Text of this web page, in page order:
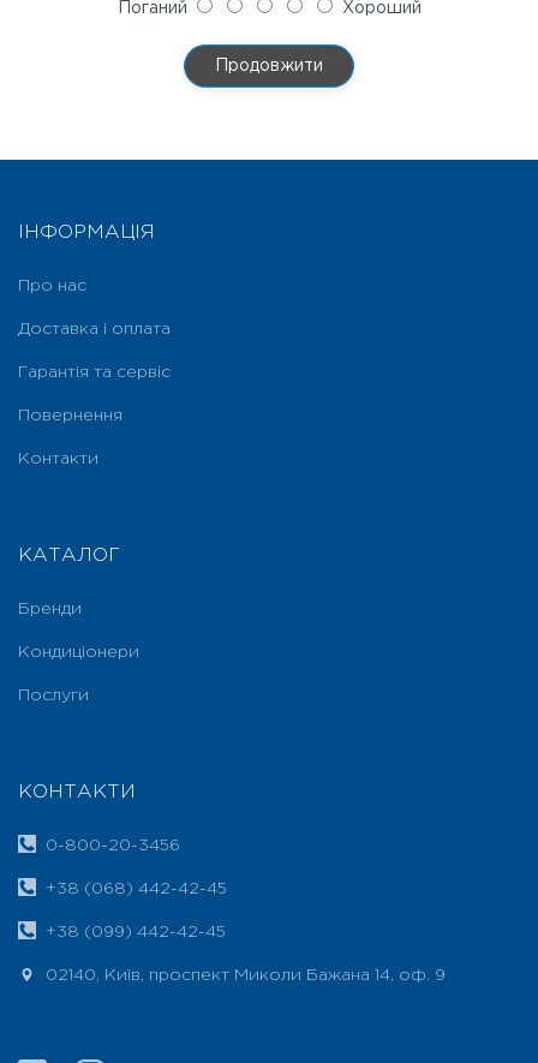
Поганий Хороший
Продовжити
ІНФОРМАЦІЯ
Про нас
Доставка і оплата
Гарантія та сервіс
Повернення
Контакти
КАТАЛОГ
Бренди
Кондиціонери
Послуги
КОНТАКТИ
0-800-20-3456
+38 (068) 442-42-45
+38 (099) 442-42-45
02140, Київ, проспект Миколи Бажана 14, оф. 9